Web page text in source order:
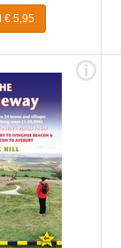
Bestel € 5,95